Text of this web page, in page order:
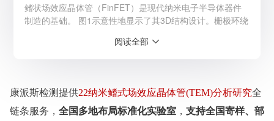
鳍状场效应晶体管（FinFET）是现代纳米电子半导体器件
制造的基础。 图1示意性地显示了其3D结构设计。栅极环绕
间流动。与传统的平面晶体管相比，FinFET在栅极和沟道
Technologies最先进的TEM仪器和其他基于TEM的
阅读全部
康派斯检测提供22纳米鳍式场效应晶体管(TEM)分析研究全
链条服务， 全国多地布局标准化实验室 ， 支持全国寄样、部